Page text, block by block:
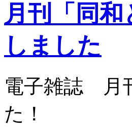
月刊「同
しました
電子雑誌 月
た！